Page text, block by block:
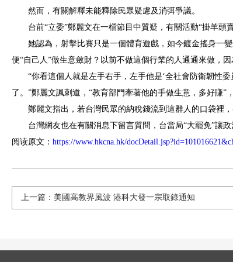
然而，有關解釋未能釋除民眾疑慮及消弭爭議。
台前“立委”鄭麗文在一檔節目中質疑，有關活動“掛羊
她認為，射擊比賽只是一個體育遊戲，如今鍍金搖身一
便“自己人”做生意斂財？以前不做這個行業的人通通來做，
“你看這個人就是左手右手，左手他是‘全社會防衛韌性
了。”鄭麗文諷刺道，“教育部門牽著他的手做生意，多好賺”
鄭麗文指出，若台灣民眾的納稅錢流到這群人的口袋裡
台灣網友也在有關消息下留言質問，台當局“大罷免”讓
阅读原文： https://www.hkcna.hk/
上一篇：美國高教界風波 港科大發一宗取錄通知